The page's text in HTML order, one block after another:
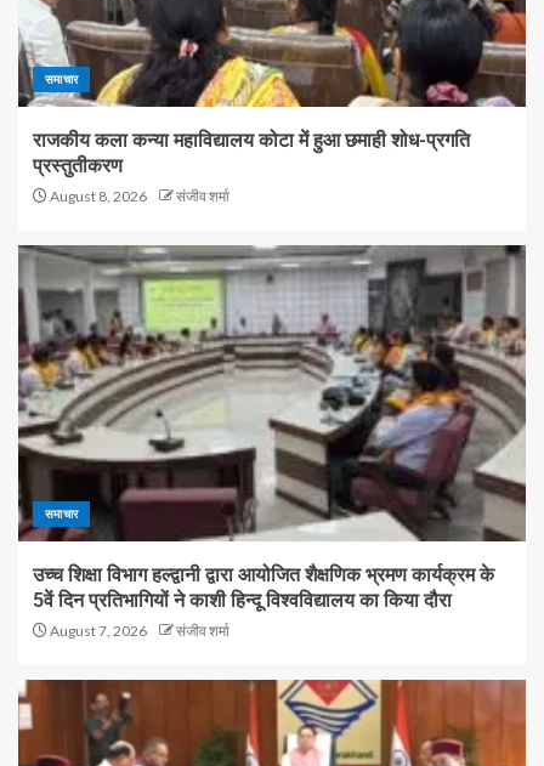
समाचार
राजकीय कला कन्या महाविद्यालय कोटा में हुआ छमाही शोध-प्रगति
प्रस्तुतीकरण
August 8, 2026 संजीव शर्मा
समाचार
उच्च शिक्षा विभाग हल्द्वानी द्वारा आयोजित शैक्षणिक भ्रमण कार्यक्रम के
5वें दिन प्रतिभागियों ने काशी हिन्दू विश्वविद्यालय का किया दौरा
August 7, 2026 संजीव शर्मा